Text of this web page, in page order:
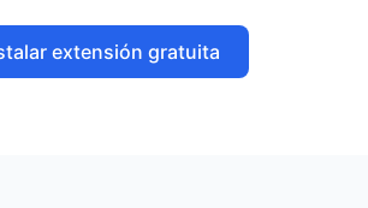
extensión gratuita